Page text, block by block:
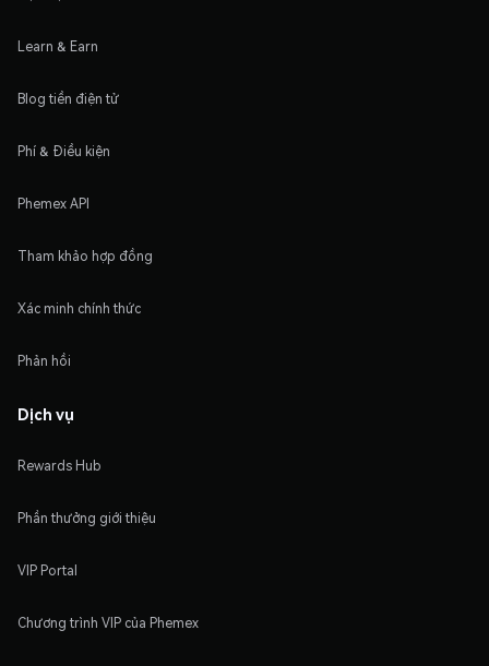
Learn & Earn
Blog tiền điện tử
Phí & Điều kiện
Phemex API
Tham khảo hợp đồng
Xác minh chính thức
Phản hồi
Dịch vụ
Rewards Hub
Phần thưởng giới thiệu
VIP Portal
Chương trình VIP của Phemex